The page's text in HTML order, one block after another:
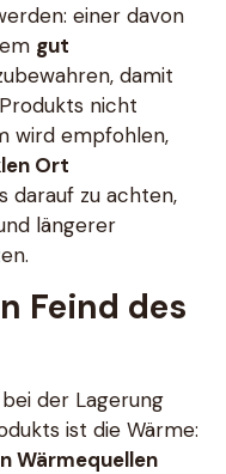
einer davon
gut
damit
nicht
wird empfohlen,
Ort
darauf zu achten,
längerer
Feind des
der Lagerung
ist die Wärme:
Wärmequellen